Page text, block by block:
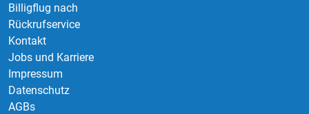
Billigflug nach
Rückrufservice
Kontakt
Jobs und Karriere
Impressum
Datenschutz
AGBs